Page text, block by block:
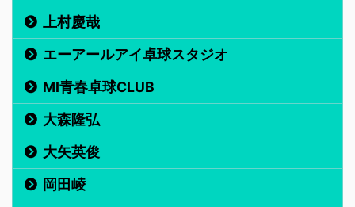
上村慶哉
エーアールアイ卓球スタジオ
MI青春卓球CLUB
大森隆弘
大矢英俊
岡田崚